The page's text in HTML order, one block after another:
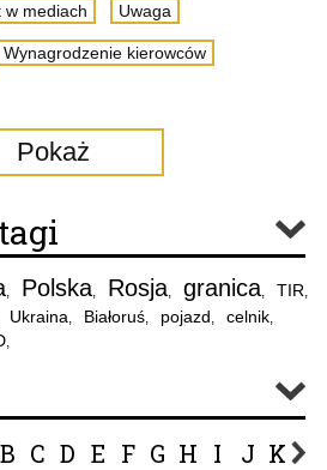
w mediach Uwaga
Wynagrodzenie kierowców
Pokaż
, Polska, Rosja, granica, TIR,
Ukraina, Białoruś, pojazd, celnik,
,
B C D E F G H I J K L